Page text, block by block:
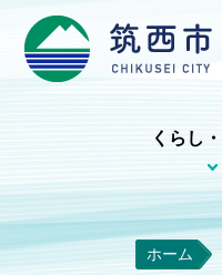
くらし
ホーム